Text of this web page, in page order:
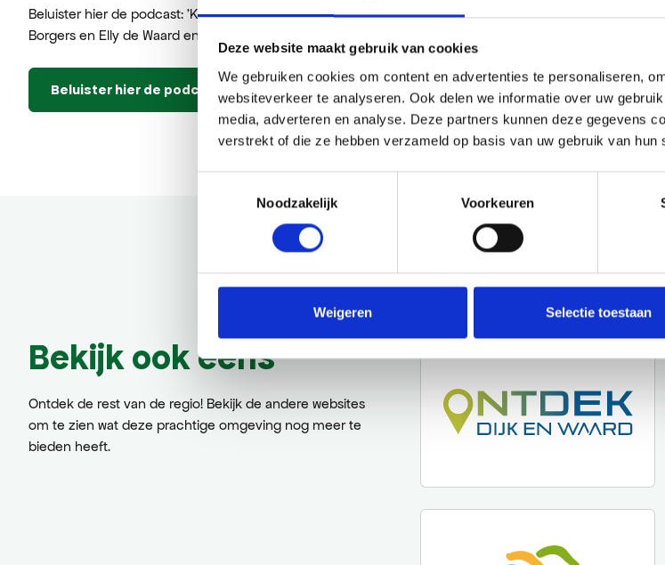
Deze website maakt gebruik van cookies
We gebruiken cookies om content en advertenties te personaliseren,
websiteverkeer te analyseren. Ook delen we informatie over uw
media, adverteren en analyse. Deze partners kunnen deze gegevens
verstrekt of die ze hebben verzameld op basis van uw gebruik van hun
Noodzakelijk
Voorkeuren
Weigeren Selectie toestaan
Beluister hier de podcast: 'Kunst in Bergen, Schoorl en Groet'. In deze podcast hoor je Colin Huizing,
Borgers en Elly de Waard en historicus Frits David Zeiler.
Beluister hier de podcast
Bekijk ook eens
Ontdek de rest van de regio! Bekijk de andere websites
om te zien wat deze prachtige omgeving nog meer te
bieden heeft.